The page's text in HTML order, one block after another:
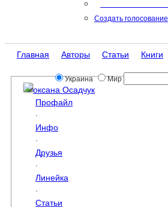
Создать голосование
Украина Мир
Главная Авторы Статьи Книги
оксана Осадчук
Профайл
·
Инфо
·
Друзья
·
Линейка
·
Статьи